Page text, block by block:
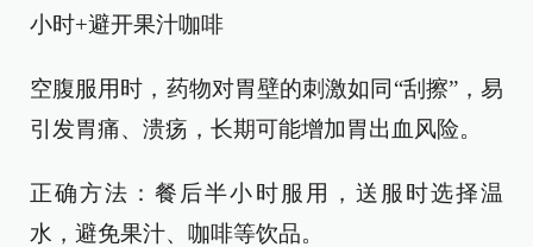
小时+避开果汁咖啡
空腹服用时，药物对胃壁的刺激如同“刮擦”，易
引发胃痛、溃疡，长期可能增加胃出血风险。
正确方法：餐后半小时服用，送服时选择温
水，避免果汁、咖啡等饮品。